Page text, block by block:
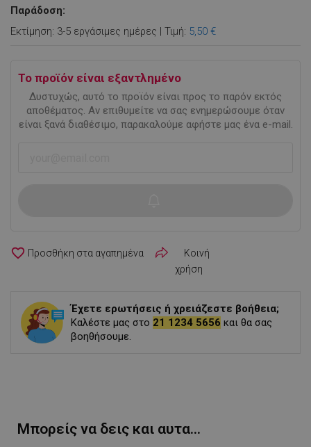
Παράδοση:
Εκτίμηση: 3-5 εργάσιμες ημέρες | Τιμή: 5,50 €
Το προϊόν είναι εξαντλημένο
Δυστυχώς, αυτό το προϊόν είναι προς το παρόν εκτός
αποθέματος. Αν επιθυμείτε να σας ενημερώσουμε όταν
είναι ξανά διαθέσιμο, παρακαλούμε αφήστε μας ένα e-mail.
favorite_border
Κοινή
χρήση
Έχετε ερωτήσεις ή χρειάζεστε βοήθεια;
Καλέστε μας στο 21 1234 5656 και θα σας
βοηθήσουμε.
Μπορείς να δεις και αυτα...